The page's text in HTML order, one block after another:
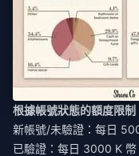
根據帳號狀態的額度限制
新帳號/未驗證：每日
已驗證：每日 3000 K